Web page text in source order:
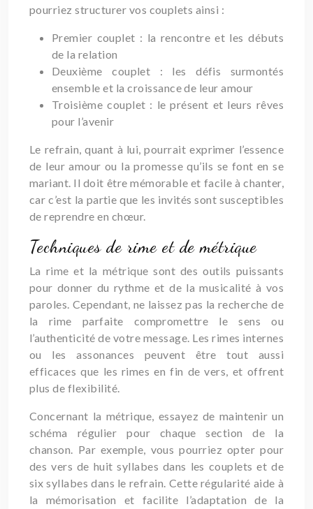
pourriez structurer vos couplets ainsi :
Premier couplet : la rencontre et les débuts
de la relation
Deuxième couplet : les défis surmontés
ensemble et la croissance de leur amour
Troisième couplet : le présent et leurs rêves
pour l’avenir
Le refrain, quant à lui, pourrait exprimer l’essence
de leur amour ou la promesse qu’ils se font en se
mariant. Il doit être mémorable et facile à chanter,
car c’est la partie que les invités sont susceptibles
de reprendre en chœur.
Techniques de rime et de métrique
La rime et la métrique sont des outils puissants
pour donner du rythme et de la musicalité à vos
paroles. Cependant, ne laissez pas la recherche de
la rime parfaite compromettre le sens ou
l’authenticité de votre message. Les rimes internes
ou les assonances peuvent être tout aussi
efficaces que les rimes en fin de vers, et offrent
plus de flexibilité.
Concernant la métrique, essayez de maintenir un
schéma régulier pour chaque section de la
chanson. Par exemple, vous pourriez opter pour
des vers de huit syllabes dans les couplets et de
six syllabes dans le refrain. Cette régularité aide à
la mémorisation et facilite l’adaptation de la